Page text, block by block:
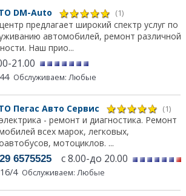
DM-Auto (1)
предлагает широкий спектр услуг по
автомобилей, ремонт различной
Наш прио...
21.00
Обслуживаем: Любые
Пегас Авто Сервис (1)
- ремонт и диагностика. Ремонт
всех марок, легковых,
мотоциклов. ...
29 6575525 с 8.00-до 20.00
4 Обслуживаем: Любые